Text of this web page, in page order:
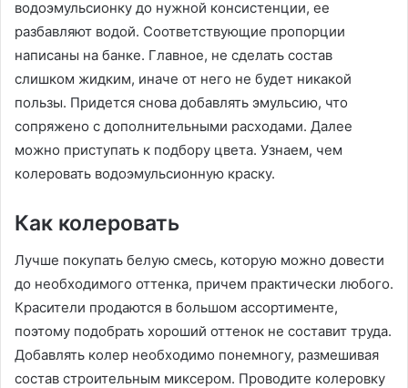
водоэмульсионку до нужной консистенции, ее
разбавляют водой. Соответствующие пропорции
написаны на банке. Главное, не сделать состав
слишком жидким, иначе от него не будет никакой
пользы. Придется снова добавлять эмульсию, что
сопряжено с дополнительными расходами. Далее
можно приступать к подбору цвета. Узнаем, чем
колеровать водоэмульсионную краску.
Как колеровать
Лучше покупать белую смесь, которую можно довести
до необходимого оттенка, причем практически любого.
Красители продаются в большом ассортименте,
поэтому подобрать хороший оттенок не составит труда.
Добавлять колер необходимо понемногу, размешивая
состав строительным миксером. Проводите колеровку